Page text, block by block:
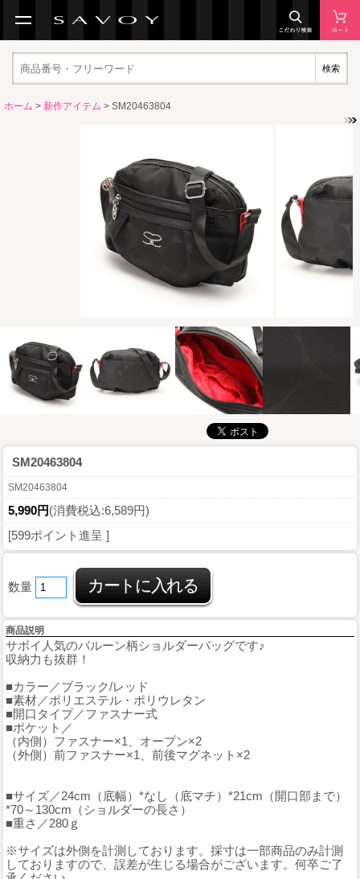
検索
ホーム > 新作アイテム > SM20463804
SM20463804
SM20463804
5,990円(消費税込:6,589円)
[599ポイント進呈 ]
数量
商品説明
サボイ人気のバルーン柄ショルダーバッグです♪
収納力も抜群！
■カラー／ブラック/レッド
■素材／ポリエステル・ポリウレタン
■開口タイプ／ファスナー式
■ポケット／
（内側）ファスナー×1、オープン×2
（外側）前ファスナー×1、前後マグネット×2
■サイズ／24cm（底幅）*なし（底マチ）*21cm（開口部まで）
*70～130cm（ショルダーの長さ）
■重さ／280ｇ
※サイズは外側を計測しております。採寸は一部商品のみ計測
しておりますので、誤差が生じる場合がございます。何卒ご了